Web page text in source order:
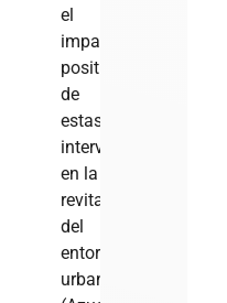
el
impacto
positivo
de
estas
intervenciones
en la
revitalización
del
entorno
urbano.